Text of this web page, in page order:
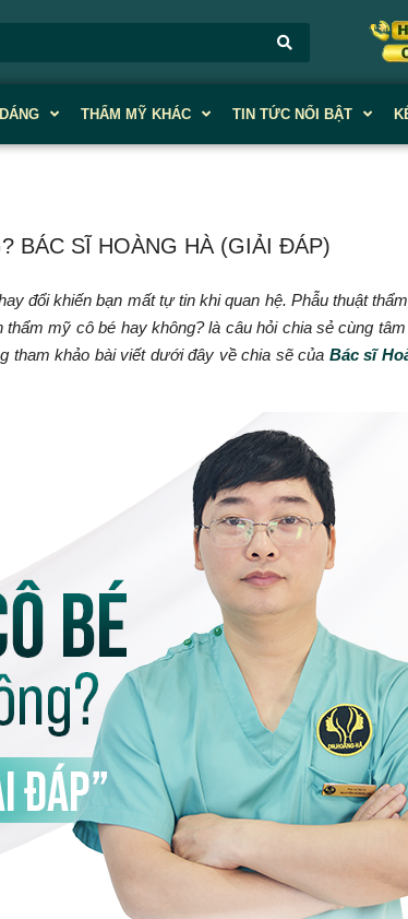
THẨM MỸ KHÁC TIN TỨC NỔI BẬT
BÁC SĨ HOÀNG HÀ (GIẢI ĐÁP)
đổi khiến bạn mất tự tin khi quan hệ. Phẫu thuật
thẩm mỹ cô bé hay không?là câu hỏi chia sẻ cùng
tham khảo bài viết dưới đây về chia sẽ của Bác sĩ